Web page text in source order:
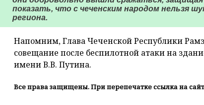
показать, что с чеченским народом нельзя
региона.
Напомним, Глава Чеченской Республики
совещание после беспилотной атаки на
имени В.В. Путина.
Все права защищены. При перепечатке ссылка на